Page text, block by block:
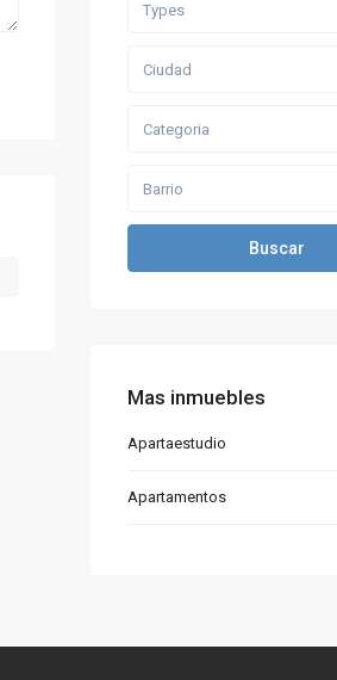
Types
Ciudad
Categoria
Barrio
Buscar
Mas inmuebles
Apartaestudio
Apartamentos